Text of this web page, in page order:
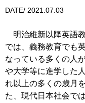
DATE/ 2021.07.03
明治維新以降英語
では、義務教育でも
なっている多くの人
や大学等に進学した
れ以上の多くの歳月
た、現代日本社会で